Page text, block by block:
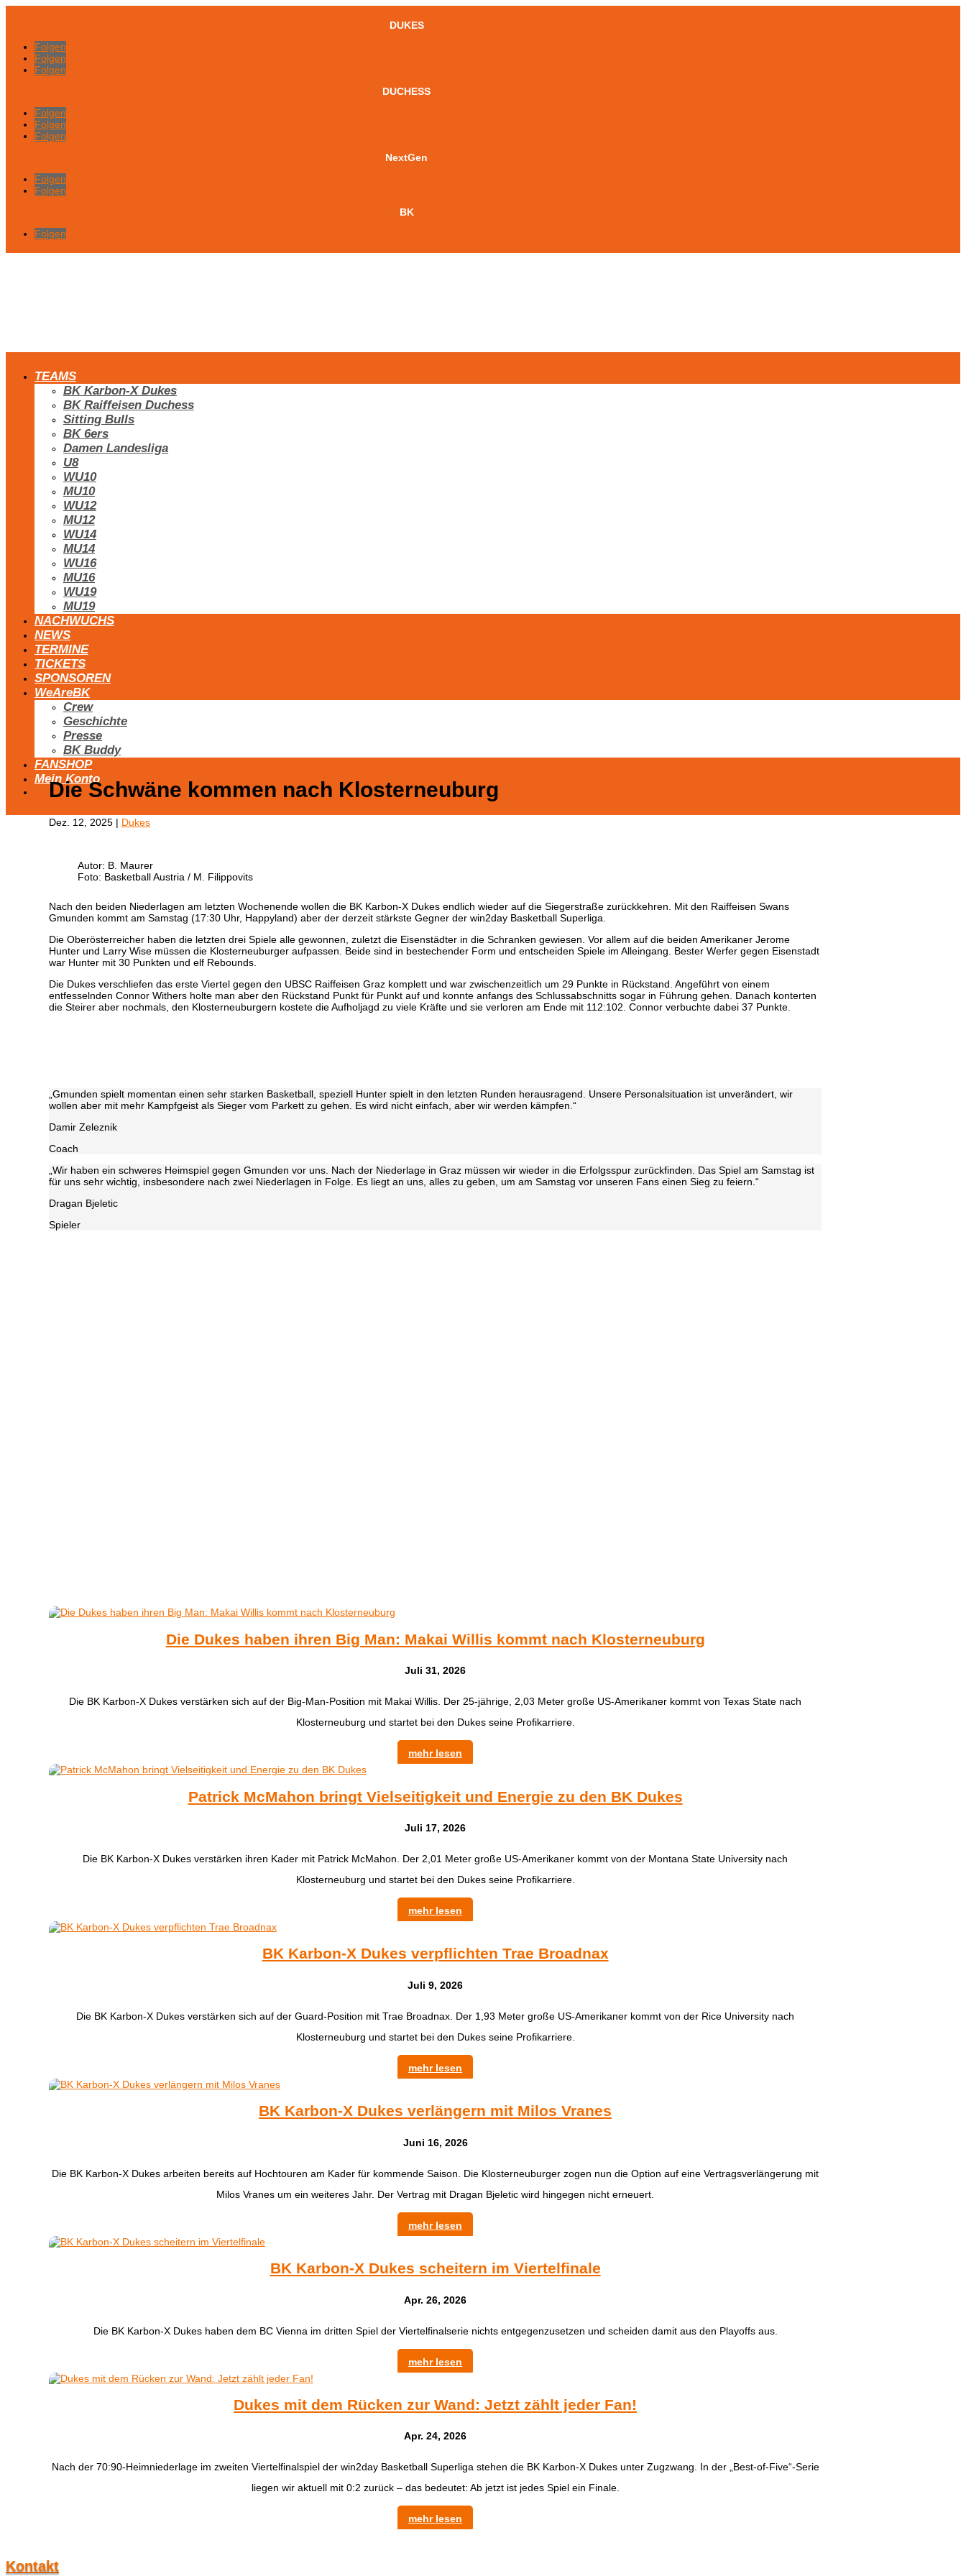
DUKES
Folgen
Folgen
Folgen
DUCHESS
Folgen
Folgen
Folgen
NextGen
Folgen
Folgen
BK
Folgen
TEAMS
BK Karbon-X Dukes
BK Raiffeisen Duchess
Sitting Bulls
BK 6ers
Damen Landesliga
U8
WU10
MU10
WU12
MU12
WU14
MU14
WU16
MU16
WU19
MU19
NACHWUCHS
NEWS
TERMINE
TICKETS
SPONSOREN
WeAreBK
Crew
Geschichte
Presse
BK Buddy
FANSHOP
Mein Konto
Die Schwäne kommen nach Klosterneuburg
Dez. 12, 2025| Dukes
Autor: B. Maurer
Foto: Basketball Austria / M. Filippovits
Nach den beiden Niederlagen am letzten Wochenende wollen die BK Karbon-X Dukes endlich wieder auf die Siegerstraße zurückkehren. Mit den Raiffeisen Swans
Gmunden kommt am Samstag (17:30 Uhr, Happyland) aber der derzeit stärkste Gegner der win2day Basketball Superliga.
Die Oberösterreicher haben die letzten drei Spiele alle gewonnen, zuletzt die Eisenstädter in die Schranken gewiesen. Vor allem auf die beiden Amerikaner Jerome
Hunter und Larry Wise müssen die Klosterneuburger aufpassen. Beide sind in bestechender Form und entscheiden Spiele im Alleingang. Bester Werfer gegen Eisenstadt
war Hunter mit 30 Punkten und elf Rebounds.
Die Dukes verschliefen das erste Viertel gegen den UBSC Raiffeisen Graz komplett und war zwischenzeitlich um 29 Punkte in Rückstand. Angeführt von einem
entfesselnden Connor Withers holte man aber den Rückstand Punkt für Punkt auf und konnte anfangs des Schlussabschnitts sogar in Führung gehen. Danach konterten
die Steirer aber nochmals, den Klosterneuburgern kostete die Aufholjagd zu viele Kräfte und sie verloren am Ende mit 112:102. Connor verbuchte dabei 37 Punkte.
„Gmunden spielt momentan einen sehr starken Basketball, speziell Hunter spielt in den letzten Runden herausragend. Unsere Personalsituation ist unverändert, wir
wollen aber mit mehr Kampfgeist als Sieger vom Parkett zu gehen. Es wird nicht einfach, aber wir werden kämpfen.“
Damir Zeleznik
Coach
„Wir haben ein schweres Heimspiel gegen Gmunden vor uns. Nach der Niederlage in Graz müssen wir wieder in die Erfolgsspur zurückfinden. Das Spiel am Samstag ist
für uns sehr wichtig, insbesondere nach zwei Niederlagen in Folge. Es liegt an uns, alles zu geben, um am Samstag vor unseren Fans einen Sieg zu feiern.“
Dragan Bjeletic
Spieler
Die Dukes haben ihren Big Man: Makai Willis kommt nach Klosterneuburg
Juli 31, 2026
​Die BK Karbon-X Dukes verstärken sich auf der Big-Man-Position mit Makai Willis. Der 25-jährige, 2,03 Meter große US-Amerikaner kommt von Texas State nach
Klosterneuburg und startet bei den Dukes seine Profikarriere.
mehr lesen
Patrick McMahon bringt Vielseitigkeit und Energie zu den BK Dukes
Juli 17, 2026
Die BK Karbon-X Dukes verstärken ihren Kader mit Patrick McMahon. Der 2,01 Meter große US-Amerikaner kommt von der Montana State University nach
Klosterneuburg und startet bei den Dukes seine Profikarriere.
mehr lesen
BK Karbon-X Dukes verpflichten Trae Broadnax
Juli 9, 2026
Die BK Karbon-X Dukes verstärken sich auf der Guard-Position mit Trae Broadnax. Der 1,93 Meter große US-Amerikaner kommt von der Rice University nach
Klosterneuburg und startet bei den Dukes seine Profikarriere.
mehr lesen
BK Karbon-X Dukes verlängern mit Milos Vranes
Juni 16, 2026
Die BK Karbon-X Dukes arbeiten bereits auf Hochtouren am Kader für kommende Saison. Die Klosterneuburger zogen nun die Option auf eine Vertragsverlängerung mit
Milos Vranes um ein weiteres Jahr. Der Vertrag mit Dragan Bjeletic wird hingegen nicht erneuert.
mehr lesen
BK Karbon-X Dukes scheitern im Viertelfinale
Apr. 26, 2026
Die BK Karbon-X Dukes haben dem BC Vienna im dritten Spiel der Viertelfinalserie nichts entgegenzusetzen und scheiden damit aus den Playoffs aus.
mehr lesen
Dukes mit dem Rücken zur Wand: Jetzt zählt jeder Fan!
Apr. 24, 2026
Nach der 70:90-Heimniederlage im zweiten Viertelfinalspiel der win2day Basketball Superliga stehen die BK Karbon-X Dukes unter Zugzwang. In der „Best-of-Five“-Serie
liegen wir aktuell mit 0:2 zurück – das bedeutet: Ab jetzt ist jedes Spiel ein Finale.
mehr lesen
Kontakt